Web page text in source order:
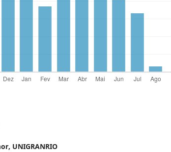
UNIGRANRIO